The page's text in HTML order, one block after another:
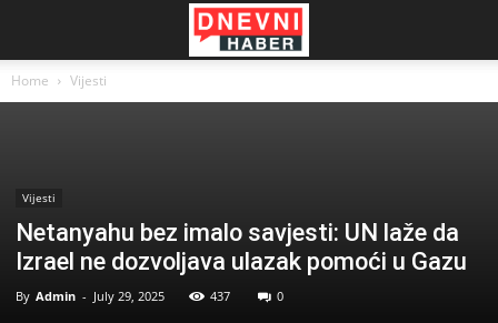
Home Vijesti
Vijesti
Netanyahu bez imalo savjesti: UN laže da
Izrael ne dozvoljava ulazak pomoći u Gazu
By Admin - July 29, 2025 437 0